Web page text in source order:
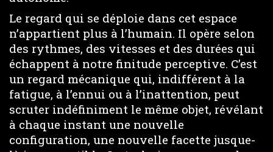
Le regard qui se déploie dans cet espace
n’appartient plus à l’humain. Il opère selon
des rythmes, des vitesses et des durées qui
échappent à notre finitude perceptive. C’est
un regard mécanique qui, indifférent à la
fatigue, à l’ennui ou à l’inattention, peut
scruter indéfiniment le même objet, révélant
à chaque instant une nouvelle
configuration, une nouvelle facette jusque-